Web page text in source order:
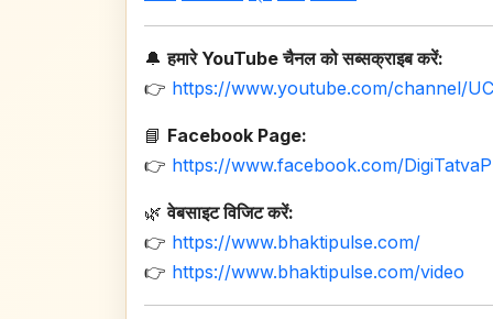
🔔हमारे YouTube चैनल को सब्सक्राइब करें:
👉 https://www.youtube.com/channel/
📘 Facebook Page:
👉 https://www.facebook.com/
🌿वेबसाइट विजिट करें:
👉 https://www.bhaktipulse.com/
👉 https://www.bhaktipulse.com/video